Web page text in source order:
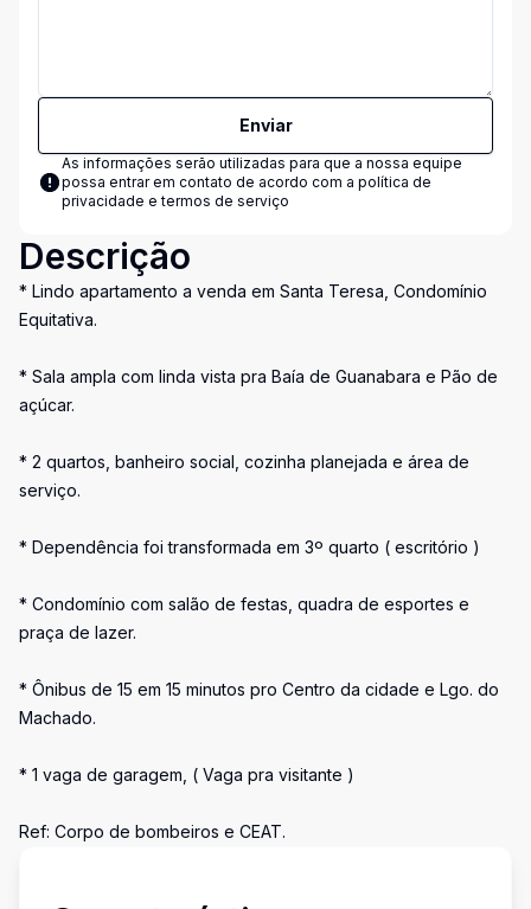
Enviar
As informações serão utilizadas para que a nossa equipe
possa entrar em contato de acordo com a política de
privacidade e termos de serviço
Descrição
* Lindo apartamento a venda em Santa Teresa, Condomínio
Equitativa.
* Sala ampla com linda vista pra Baía de Guanabara e Pão de
açúcar.
* 2 quartos, banheiro social, cozinha planejada e área de
serviço.
* Dependência foi transformada em 3º quarto ( escritório )
* Condomínio com salão de festas, quadra de esportes e
praça de lazer.
* Ônibus de 15 em 15 minutos pro Centro da cidade e Lgo. do
Machado.
* 1 vaga de garagem, ( Vaga pra visitante )
Ref: Corpo de bombeiros e CEAT.